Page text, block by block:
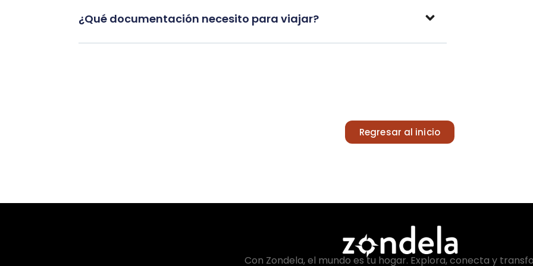
¿Qué documentación necesito para viajar?
Regresar al inicio
Con Zondela, el mundo es tu hogar. Explora, conecta y